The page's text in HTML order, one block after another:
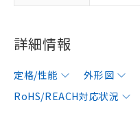
詳細情報
定格/性能 外形図
RoHS/REACH対応状況